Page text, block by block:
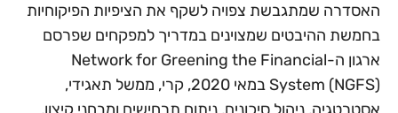
האסדרה שמתגבשת צפויה לשקף את הציפיות הפיקוחיות
בחמשת ההיבטים שמצוינים במדריך למפקחים שפרסם
ארגון ה-Network for Greening the Financial
System (NGFS) במאי 2020, קרי, ממשל תאגידי,